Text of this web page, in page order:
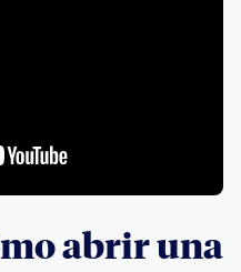
abrir una